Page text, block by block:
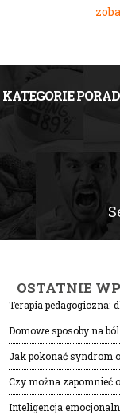
KATEGORIE PORAD
OSTATNIE
Terapia pedagogiczna:
Domowe sposoby na
Jak pokonać syndrom
Czy można zapomnieć
Inteligencja